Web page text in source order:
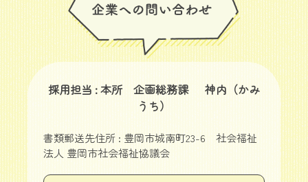
採用担当 : 本所 企画総務課 神内（かみ
うち）
書類郵送先住所 : 豊岡市城南町23-6 社会福祉
法人 豊岡市社会福祉協議会